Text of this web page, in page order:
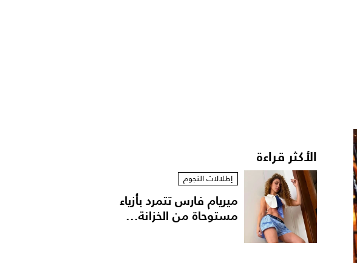
الأكثر قراءة
إطلالات النجوم
ميريام فارس تتمرد بأزياء
مستوحاة من الخزانة...